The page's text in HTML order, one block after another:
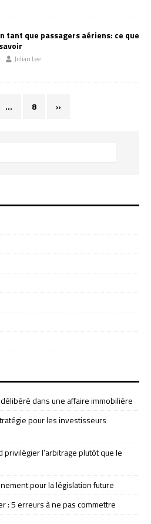
tant que passagers aériens: ce que
Julian Lee
… 8 »
dans une affaire immobilière
pour les investisseurs
privilégier l’arbitrage plutôt que le
pour la législation future
: 5 erreurs à ne pas commettre